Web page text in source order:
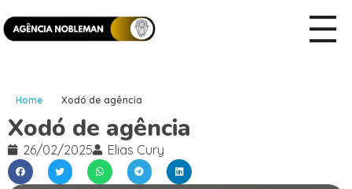
Home Xodó de agência
Xodó de agência
26/02/2025 Elias Cury